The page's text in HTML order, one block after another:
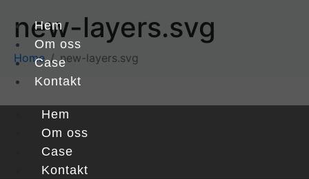
Hem
Om oss
Case
Kontakt
Hem
Om oss
Case
Kontakt
new-layers.svg
Home new-layers.svg